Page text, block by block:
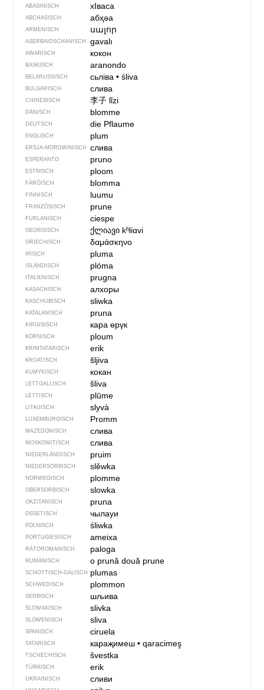
ABASINISCH хIваса
ABCHASISCH абҳәа
ARMENISCH սալոր
ASERBAIDSCHANISCH gavalı
AWARISCH кокон
BASKISCH aranondo
BELARUSSISCH сьліва• śliva
BULGARISCH слива
CHINESISCH 李子 lǐzi
DÄNISCH blomme
DEUTSCH die Pflaume
ENGLISCH plum
ERSJA-MORDWINISCH слива
ESPERANTO pruno
ESTNISCH ploom
FÄRÖISCH blomma
FINNISCH luumu
FRANZÖSISCH prune
FURLANISCH ciespe
GEORGISCH ქლიავი kʰliɑvi
GRIECHISCH δαμάσκηνο
IRISCH pluma
ISLÄNDISCH plóma
ITALIENISCH prugna
KASACHISCH алхоры
KASCHUBISCH sliwka
KATALANISCH pruna
KIRGISISCH кара өрүк
KORNISCH ploum
KRIMTATARISCH erik
KROATISCH šljiva
KUMYKISCH кокан
LETTGALLISCH šliva
LETTISCH plūme
LITAUISCH slyvà
LUXEMBURGISCH Promm
MAZEDONISCH слива
MOSKOWITISCH слива
NIEDERLÄNDISCH pruim
NIEDERSORBISCH slěwka
NORWEGISCH plomme
OBERSORBISCH slowka
OKZITANISCH pruna
OSSETISCH чылауи
POLNISCH śliwka
PORTUGIESISCH ameixa
RÄTOROMANISCH paloga
RUMÄNISCH o prunădouă prune
SCHOTTISCH-GÄLISCH plumas
SCHWEDISCH plommon
SERBISCH шљива
SLOWAKISCH slivka
SLOWENISCH sliva
SPANISCH ciruela
TATARISCH караҗимеш• qaracimeş
TSCHECHISCH švestka
TÜRKISCH erik
UKRAINISCH сливи